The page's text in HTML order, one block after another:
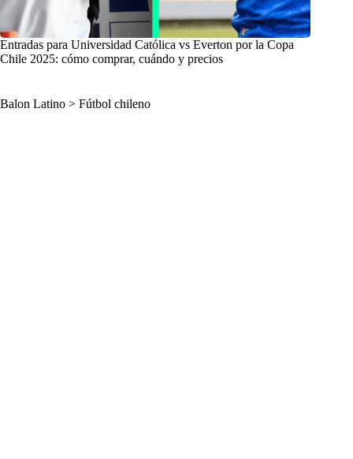
Entradas para Universidad Católica vs Everton por la Copa
Chile 2025: cómo comprar, cuándo y precios
Balon Latino > Fútbol chileno